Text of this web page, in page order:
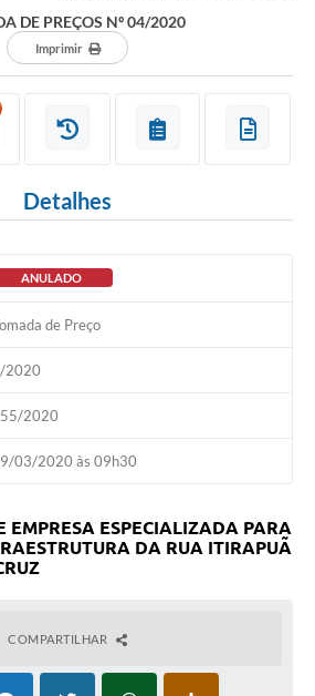
DE PREÇOS Nº 04/2020
Imprimir
Detalhes
ANULADO
de Preço
2020
2020
03/2020 às 09h30
EMPRESA ESPECIALIZADA PARA
DA RUA ITIRAPUÃ
COMPARTILHAR